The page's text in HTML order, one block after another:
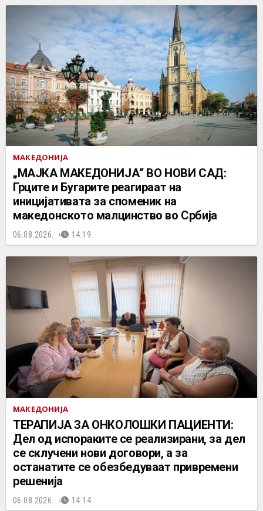
МАКЕДОНИЈА
„МАЈКА МАКЕДОНИЈА“ ВО НОВИ САД:
Грците и Бугарите реагираат на
иницијативата за споменик на
македонското малцинство во Србија
06.08.2026. 14:19
МАКЕДОНИЈА
ТЕРАПИЈА ЗА ОНКОЛОШКИ ПАЦИЕНТИ:
Дел од испораките се реализирани, за дел
се склучени нови договори, а за
останатите се обезбедуваат привремени
решенија
06.08.2026. 14:14